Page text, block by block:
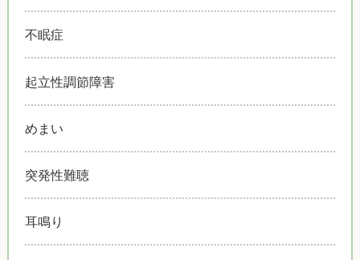
不眠症
起立性調節障害
めまい
突発性難聴
耳鳴り